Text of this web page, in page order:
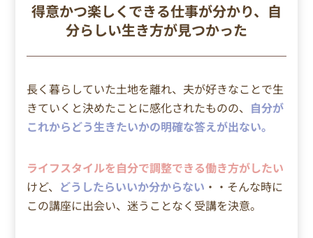
得意かつ楽しくできる仕事が分かり、自
分らしい生き方が見つかった
長く暮らしていた土地を離れ、夫が好きなことで生
きていくと決めたことに感化されたものの、 自分が
これからどう生きたいかの明確な答えが出ない。
ライフスタイルを自分で調整できる働き方がしたい
けど、 どうしたらいいか分からない ・・そんな時に
この講座に出会い、迷うことなく受講を決意。